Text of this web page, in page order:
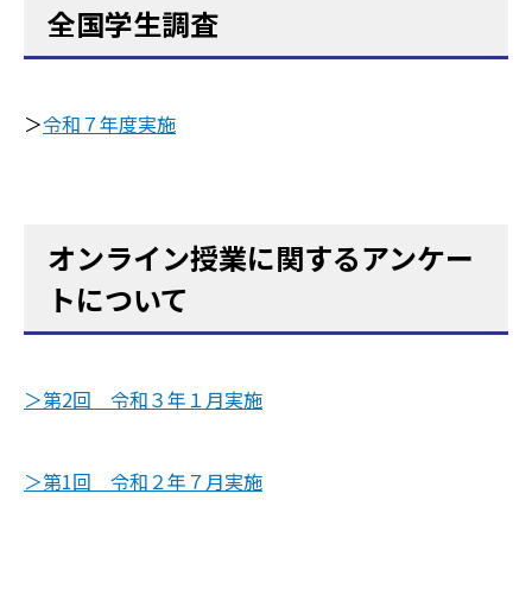
全国学生調査
＞令和７年度実施
オンライン授業に関するアンケー
トについて
＞第2回 令和３年１月実施
＞第1回 令和２年７月実施